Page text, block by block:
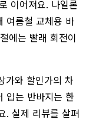
이어져요. 나일론
여름철 교체용 바
에는 빨래 회전이
가와 할인가의 차
입는 반바지는 한
. 실제 리뷰를 살펴